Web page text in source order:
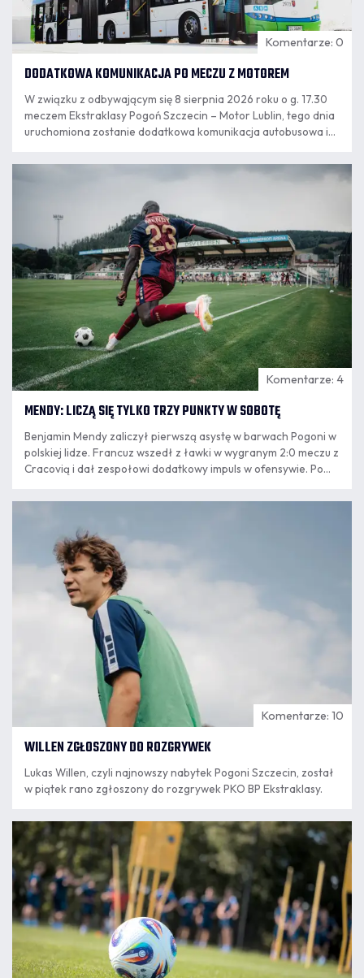
Komentarze: 0
DODATKOWA KOMUNIKACJA PO MECZU Z MOTOREM
W związku z odbywającym się 8 sierpnia 2026 roku o g. 17.30
meczem Ekstraklasy Pogoń Szczecin – Motor Lublin, tego dnia
uruchomiona zostanie dodatkowa komunikacja autobusowa i
Komentarze: 4
MENDY: LICZĄ SIĘ TYLKO TRZY PUNKTY W SOBOTĘ
Benjamin Mendy zaliczył pierwszą asystę w barwach Pogoni w
polskiej lidze. Francuz wszedł z ławki w wygranym 2:0 meczu z
Cracovią i dał zespołowi dodatkowy impuls w ofensywie. Po
podsumował występ, opowiedział o relacji z trenerem
Komentarze: 10
WILLEN ZGŁOSZONY DO ROZGRYWEK
Lukas Willen, czyli najnowszy nabytek Pogoni Szczecin, został
w piątek rano zgłoszony do rozgrywek PKO BP Ekstraklasy.
07.08
8:18